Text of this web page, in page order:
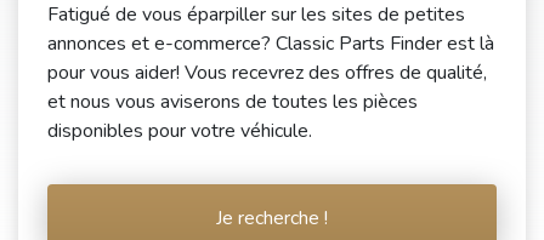
Fatigué de vous éparpiller sur les sites de petites
annonces et e-commerce? Classic Parts Finder est là
pour vous aider! Vous recevrez des offres de qualité,
et nous vous aviserons de toutes les pièces
disponibles pour votre véhicule.
Je recherche !